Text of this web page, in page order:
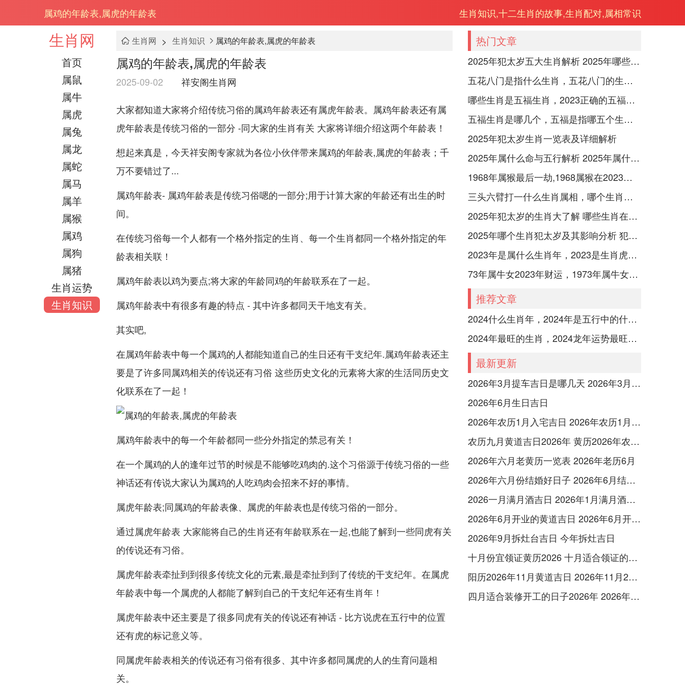
属鸡的年龄表,属虎的年龄表 生肖知识,十二生肖的故事,生肖配对,属相常识
生肖网
首页
属鼠
属牛
属虎
属兔
属龙
属蛇
属马
属羊
属猴
属鸡
属狗
属猪
生肖运势
生肖知识
生肖网 > 生肖知识 属鸡的年龄表,属虎的年龄表
属鸡的年龄表,属虎的年龄表
2025-09-02 祥安阁生肖网
大家都知道大家将介绍传统习俗的属鸡年龄表还有属虎年龄表。属鸡年龄表还有属
虎年龄表是传统习俗的一部分 -同大家的生肖有关 大家将详细介绍这两个年龄表！
想起来真是，今天祥安阁专家就为各位小伙伴带来属鸡的年龄表,属虎的年龄表；千
万不要错过了...
属鸡年龄表- 属鸡年龄表是传统习俗嗯的一部分;用于计算大家的年龄还有出生的时
间。
在传统习俗每一个人都有一个格外指定的生肖、每一个生肖都同一个格外指定的年
龄表相关联！
属鸡年龄表以鸡为要点;将大家的年龄同鸡的年龄联系在了一起。
属鸡年龄表中有很多有趣的特点 - 其中许多都同天干地支有关。
其实吧,
在属鸡年龄表中每一个属鸡的人都能知道自己的生日还有干支纪年.属鸡年龄表还主
要是了许多同属鸡相关的传说还有习俗 这些历史文化的元素将大家的生活同历史文
化联系在了一起！
属鸡年龄表中的每一个年龄都同一些分外指定的禁忌有关！
在一个属鸡的人的逢年过节的时候是不能够吃鸡肉的.这个习俗源于传统习俗的一些
神话还有传说大家认为属鸡的人吃鸡肉会招来不好的事情。
属虎年龄表;同属鸡的年龄表像、属虎的年龄表也是传统习俗的一部分。
通过属虎年龄表 大家能将自己的生肖还有年龄联系在一起,也能了解到一些同虎有关
的传说还有习俗。
属虎年龄表牵扯到到很多传统文化的元素,最是牵扯到到了传统的干支纪年。在属虎
年龄表中每一个属虎的人都能了解到自己的干支纪年还有生肖年！
属虎年龄表中还主要是了很多同虎有关的传说还有神话 - 比方说虎在五行中的位置
还有虎的标记意义等。
同属虎年龄表相关的传说还有习俗有很多、其中许多都同属虎的人的生育问题相
关。
热门文章
2025年犯太岁五大生肖解析 2025年哪些生肖会犯太岁
五花八门是指什么生肖，五花八门的生肖究竟是谁？
哪些生肖是五福生肖，2023正确的五福生肖是哪5位
五福生肖是哪几个，五福是指哪五个生肖动物
2025年犯太岁生肖一览表及详细解析
2025年属什么命与五行解析 2025年属什么生肖五行属性是什么
1968年属猴最后一劫,1968属猴在2023劫数
三头六臂打一什么生肖属相，哪个生肖三头六臂
2025年犯太岁的生肖大了解 哪些生肖在2025年犯太岁
2025年哪个生肖犯太岁及其影响分析 犯太岁的生肖及化解方法解析
2023年是属什么生肖年，2023是生肖虎年还是兔年
73年属牛女2023年财运，1973年属牛女2023年每月运势怎样
推荐文章
2024什么生肖年，2024年是五行中的什么生肖年份
2024年最旺的生肖，2024龙年运势最旺的4个生肖
最新更新
2026年3月提车吉日是哪几天 2026年3月26号提车
2026年6月生日吉日
2026年农历1月入宅吉日 2026年农历1月入宅最好的日子
农历九月黄道吉日2026年 黄历2026年农历九月黄道吉日查询
2026年六月老黄历一览表 2026年老历6月
2026年六月份结婚好日子 2026年6月结婚好吗
2026一月满月酒吉日 2026年1月满月酒吉日
2026年6月开业的黄道吉日 2026年6月开业黄道吉日查询
2026年9月拆灶台吉日 今年拆灶吉日
十月份宜领证黄历2026 十月适合领证的好日子2026年
阳历2026年11月黄道吉日 2026年11月26日阳历黄道吉日
四月适合装修开工的日子2026年 2026年四月份适合装修开工的黄道吉日